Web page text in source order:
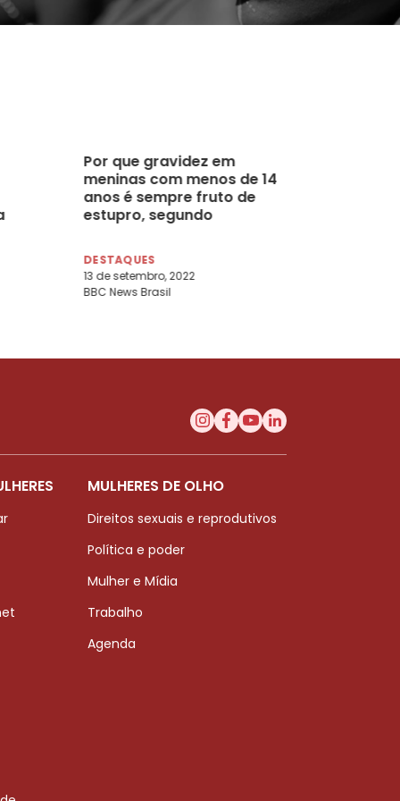
Por que gravidez em
meninas com menos de 14
anos é sempre fruto de
estupro, segundo
DESTAQUES
13 de setembro, 2022
BBC News Brasil
MULHERES DE OLHO
Direitos sexuais e reprodutivos
Política e poder
Mulher e Mídia
Trabalho
Agenda